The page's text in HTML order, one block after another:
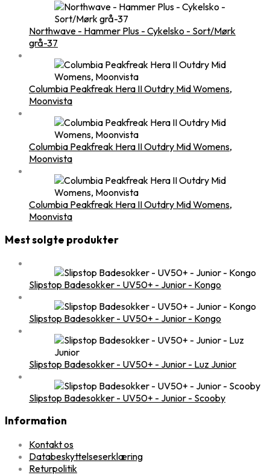
Northwave - Hammer Plus - Cykelsko - Sort/Mørk
grå-37
Columbia Peakfreak Hera II Outdry Mid Womens,
Moonvista
Columbia Peakfreak Hera II Outdry Mid Womens,
Moonvista
Columbia Peakfreak Hera II Outdry Mid Womens,
Moonvista
Mest solgte produkter
Slipstop Badesokker - UV50+ - Junior - Kongo
Slipstop Badesokker - UV50+ - Junior - Kongo
Slipstop Badesokker - UV50+ - Junior - Luz Junior
Slipstop Badesokker - UV50+ - Junior - Scooby
Information
Kontakt os
Databeskyttelseserklæring
Returpolitik